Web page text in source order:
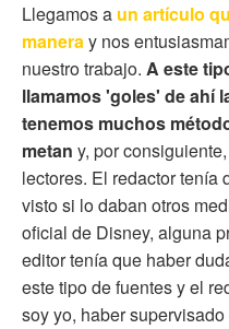
Llegamos a un artículo
maneray nos
nuestro trabajo. A este
llamamos 'goles' de ahí
tenemos muchos
metan y, por
lectores. El redactor tenía
visto si lo daban otros
oficial de Disney, alguna
editor tenía que haber
este tipo de fuentes y el
soy yo, haber